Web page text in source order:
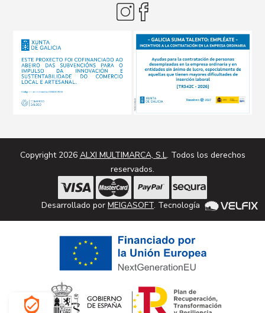
Copyright 2026 ALXI MULTIMARCA, S.L. Todos los derechos
reservados.
Desarrollado por MEIGASOFT. Tecnología